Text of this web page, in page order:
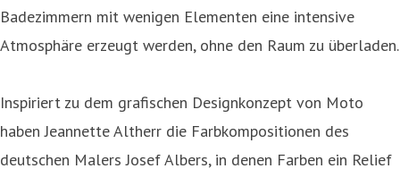
Badezimmern mit wenigen Elementen eine intensive
Atmosphäre erzeugt werden, ohne den Raum zu überladen.
Inspiriert zu dem grafischen Designkonzept von Moto
haben Jeannette Altherr die Farbkompositionen des
deutschen Malers Josef Albers, in denen Farben ein Relief